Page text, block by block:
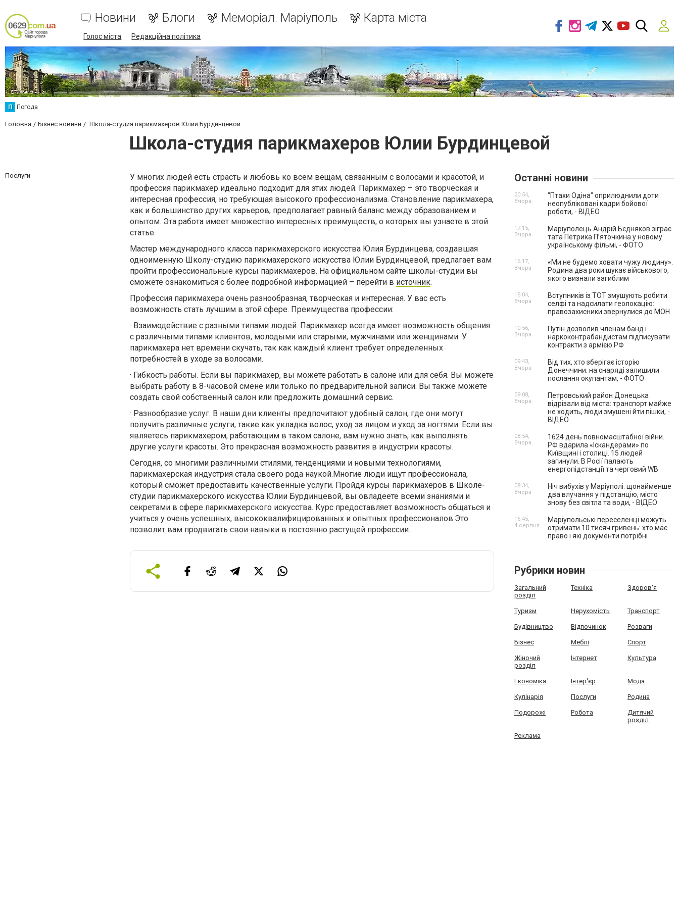
Новини Блоги Меморіал. Маріуполь Карта міста
Голос міста Редакційна політика
П Погода
Головна Бізнес новини Школа-студия парикмахеров Юлии Бурдинцевой
Школа-студия парикмахеров Юлии Бурдинцевой
Послуги
У многих людей есть страсть и любовь ко всем вещам, связанным с волосами и красотой, и
профессия парикмахер идеально подходит для этих людей. Парикмахер – это творческая и
интересная профессия, но требующая высокого профессионализма. Становление парикмахера,
как и большинство других карьеров, предполагает равный баланс между образованием и
опытом. Эта работа имеет множество интересных преимуществ, о которых вы узнаете в этой
статье.
Мастер международного класса парикмахерского искусства Юлия Бурдинцева, создавшая
одноименную Школу-студию парикмахерского искусства Юлии Бурдинцевой, предлагает вам
пройти профессиональные курсы парикмахеров. На официальном сайте школы-студии вы
сможете ознакомиться с более подробной информацией – перейти в источник.
Профессия парикмахера очень разнообразная, творческая и интересная. У вас есть
возможность стать лучшим в этой сфере. Преимущества профессии:
· Взаимодействие с разными типами людей. Парикмахер всегда имеет возможность общения
с различными типами клиентов, молодыми или старыми, мужчинами или женщинами. У
парикмахера нет времени скучать, так как каждый клиент требует определенных
потребностей в уходе за волосами.
· Гибкость работы. Если вы парикмахер, вы можете работать в салоне или для себя. Вы можете
выбрать работу в 8-часовой смене или только по предварительной записи. Вы также можете
создать свой собственный салон или предложить домашний сервис.
· Разнообразие услуг. В наши дни клиенты предпочитают удобный салон, где они могут
получить различные услуги, такие как укладка волос, уход за лицом и уход за ногтями. Если вы
являетесь парикмахером, работающим в таком салоне, вам нужно знать, как выполнять
другие услуги красоты. Это прекрасная возможность развития в индустрии красоты.
Сегодня, со многими различными стилями, тенденциями и новыми технологиями,
парикмахерская индустрия стала своего рода наукой.Многие люди ищут профессионала,
который сможет предоставить качественные услуги. Пройдя курсы парикмахеров в Школе-
студии парикмахерского искусства Юлии Бурдинцевой, вы овладеете всеми знаниями и
секретами в сфере парикмахерского искусства. Курс предоставляет возможность общаться и
учиться у очень успешных, высококвалифицированных и опытных профессионалов.Это
позволит вам продвигать свои навыки в постоянно растущей профессии.
Останні новини
"Птахи Одіна" оприлюднили доти
неопубліковані кадри бойової
роботи, - ВІДЕО
20:54,
Вчора
Маріуполець Андрій Бєдняков зіграє
тата Петрика П’яточкина у новому
українському фільмі, - ФОТО
17:15,
Вчора
«Ми не будемо ховати чужу людину».
Родина два роки шукає військового,
якого визнали загиблим
16:17,
Вчора
Вступників із ТОТ змушують робити
селфі та надсилати геолокацію:
правозахисники звернулися до МОН
15:04,
Вчора
Путін дозволив членам банд і
наркоконтрабандистам підписувати
контракти з армією РФ
10:56,
Вчора
Від тих, хто зберігає історію
Донеччини: на снаряді залишили
послання окупантам, - ФОТО
09:43,
Вчора
Петровський район Донецька
відрізали від міста: транспорт майже
не ходить, люди змушені йти пішки, -
ВІДЕО
09:08,
Вчора
1624 день повномасштабної війни.
РФ вдарила «Іскандерами» по
Київщині і столиці. 15 людей
загинули. В Росії палають
енергопідстанції та черговий WB
08:54,
Вчора
Ніч вибухів у Маріуполі: щонайменше
два влучання у підстанцію, місто
знову без світла та води, - ВІДЕО
08:34,
Вчора
Маріупольські переселенці можуть
отримати 10 тисяч гривень: хто має
право і які документи потрібні
16:45,
4 серпня
Рубрики новин
Загальний
розділ
Техніка Здоров'я
Туризм Нерухомість Транспорт
Будівництво Відпочинок Розваги
Бізнес Меблі Спорт
Жіночий
розділ
Інтернет Культура
Економіка Інтер'єр Мода
Кулінарія Послуги Родина
Подорожі Робота
Дитячий
розділ
Реклама